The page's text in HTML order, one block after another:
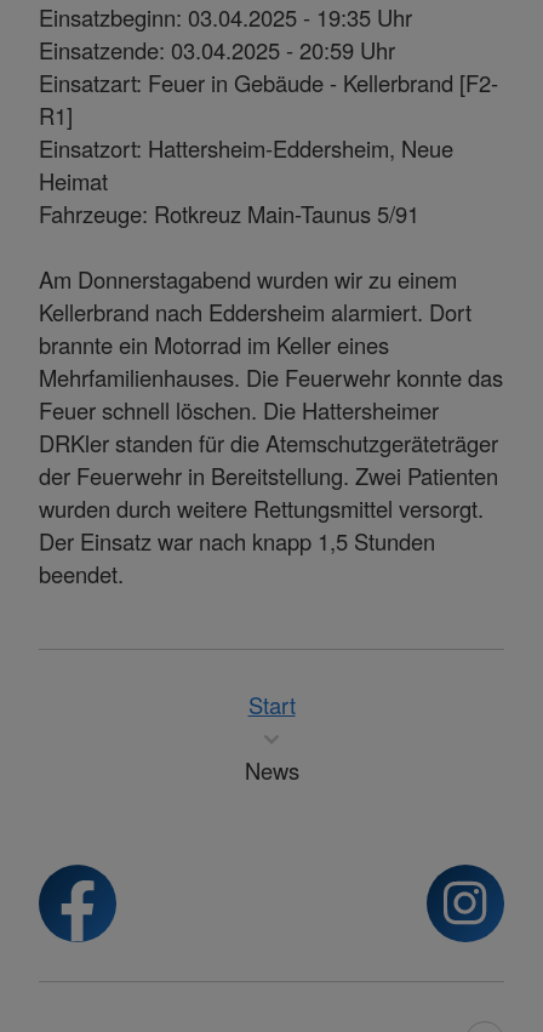
Einsatzbeginn: 03.04.2025 - 19:35 Uhr
Einsatzende: 03.04.2025 - 20:59 Uhr
Einsatzart: Feuer in Gebäude - Kellerbrand [F2-
R1]
Einsatzort: Hattersheim-Eddersheim, Neue
Heimat
Fahrzeuge: Rotkreuz Main-Taunus 5/91
Am Donnerstagabend wurden wir zu einem
Kellerbrand nach Eddersheim alarmiert. Dort
brannte ein Motorrad im Keller eines
Mehrfamilienhauses. Die Feuerwehr konnte das
Feuer schnell löschen. Die Hattersheimer
DRKler standen für die Atemschutzgeräteträger
der Feuerwehr in Bereitstellung. Zwei Patienten
wurden durch weitere Rettungsmittel versorgt.
Der Einsatz war nach knapp 1,5 Stunden
beendet.
Start
News